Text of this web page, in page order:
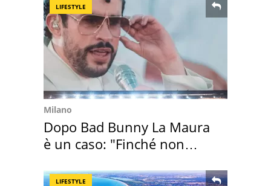
LIFESTYLE
Milano
Dopo Bad Bunny La Maura
è un caso: "Finché non
LIFESTYLE